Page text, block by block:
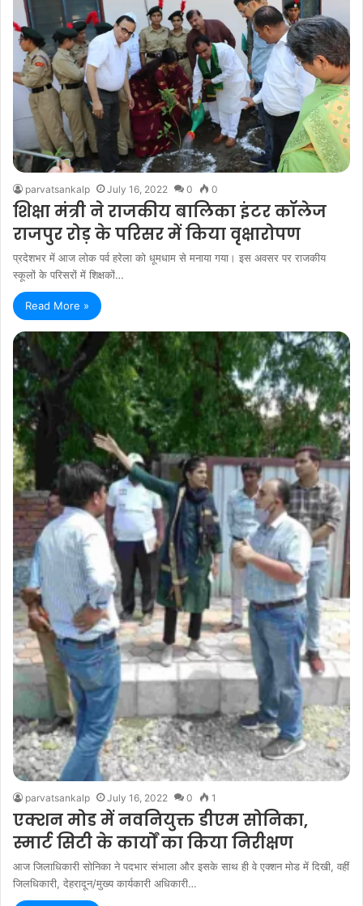
parvatsankalp July 16, 2022 0 0
शिक्षा मंत्री ने राजकीय बालिका इंटर कॉलेज
राजपुर रोड़ के परिसर में किया वृक्षारोपण
प्रदेशभर में आज लोक पर्व हरेला को धूमधाम से मनाया गया। इस अवसर पर राजकीय
स्कूलों के परिसरों में शिक्षकों…
Read More »
parvatsankalp July 16, 2022 0 1
एक्शन मोड में नवनियुक्त डीएम सोनिका,
स्मार्ट सिटी के कार्यों का किया निरीक्षण
आज जिलाधिकारी सोनिका ने पदभार संभाला और इसके साथ ही वे एक्शन मोड में दिखी, वहीं
जिलधिकारी, देहरादून/मुख्य कार्यकारी अधिकारी…